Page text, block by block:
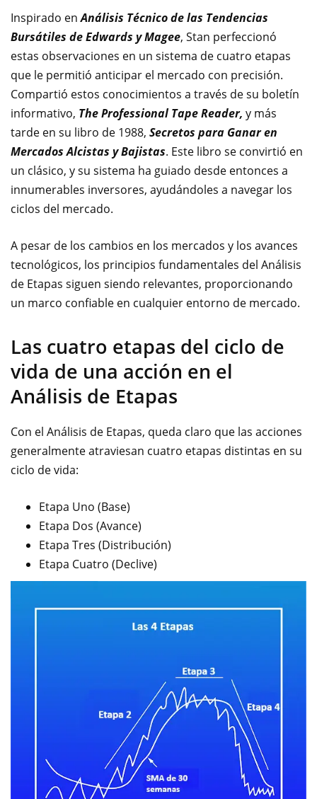
Inspirado enAnálisis Técnico de las Tendencias
Bursátiles de Edwards y Magee, Stan perfeccionó
estas observaciones en un sistema de cuatro etapas
que le permitió anticipar el mercado con precisión.
Compartió estos conocimientos a través de su boletín
informativo, The Professional Tape Reader, y más
tarde en su libro de 1988, Secretos para Ganar en
Mercados Alcistas y Bajistas. Este libro se convirtió en
un clásico, y su sistema ha guiado desde entonces a
innumerables inversores, ayudándoles a navegar los
ciclos del mercado.
A pesar de los cambios en los mercados y los avances
tecnológicos, los principios fundamentales del Análisis
de Etapas siguen siendo relevantes, proporcionando
un marco confiable en cualquier entorno de mercado.
Las cuatro etapas del ciclo de
vida de una acción en el
Análisis de Etapas
Con el Análisis de Etapas, queda claro que las acciones
generalmente atraviesan cuatro etapas distintas en su
ciclo de vida:
Etapa Uno (Base)
Etapa Dos (Avance)
Etapa Tres (Distribución)
Etapa Cuatro (Declive)